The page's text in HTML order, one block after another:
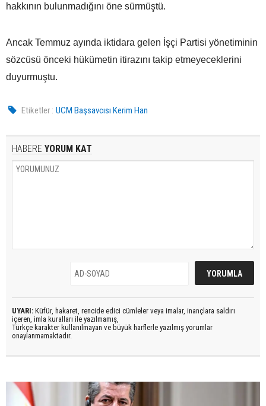
hakkının bulunmadığını öne sürmüştü.
Ancak Temmuz ayında iktidara gelen İşçi Partisi yönetiminin
sözcüsü önceki hükümetin itirazını takip etmeyeceklerini
duyurmuştu.
Etiketler : UCM Başsavcısı Kerim Han
HABERE YORUM KAT
UYARI: Küfür, hakaret, rencide edici cümleler veya imalar, inançlara saldırı
içeren, imla kuralları ile yazılmamış,
Türkçe karakter kullanılmayan ve büyük harflerle yazılmış yorumlar
onaylanmamaktadır.